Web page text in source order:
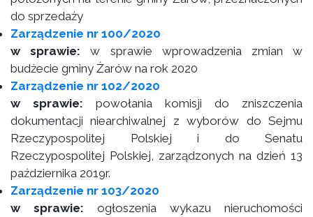
do sprzedaży
Zarządzenie nr 100/2020
w sprawie:w sprawie wprowadzenia zmian w
budżecie gminy Żarów na rok 2020
Zarządzenie nr 102/2020
w sprawie: powołania komisji do zniszczenia
dokumentacji niearchiwalnej z wyborów do Sejmu
Rzeczypospolitej Polskiej i do Senatu
Rzeczypospolitej Polskiej, zarządzonych na dzień 13
października 2019r.
Zarządzenie nr 103/2020
w sprawie: ogłoszenia wykazu nieruchomości